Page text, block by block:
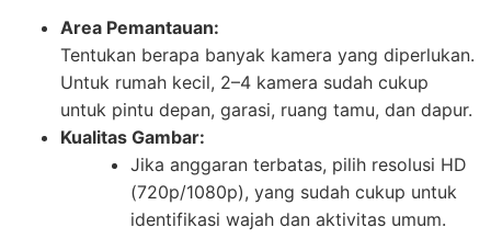
Area Pemantauan:
Tentukan berapa banyak kamera yang diperlukan.
Untuk rumah kecil, 2–4 kamera sudah cukup
untuk pintu depan, garasi, ruang tamu, dan dapur.
Kualitas Gambar:
Jika anggaran terbatas, pilih resolusi HD
(720p/1080p), yang sudah cukup untuk
identifikasi wajah dan aktivitas umum.